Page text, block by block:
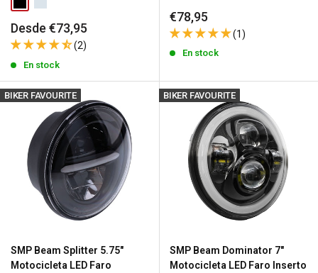
Precio
de
venta
Desde €73,95
(2)
En stock
Precio
de
venta
€78,95
(1)
En stock
BIKER FAVOURITE
SMP Beam Splitter 5.75"
Motocicleta LED Faro
BIKER FAVOURITE
SMP Beam Dominator 7"
Motocicleta LED Faro Inserto